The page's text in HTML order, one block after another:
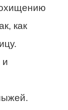
как
и